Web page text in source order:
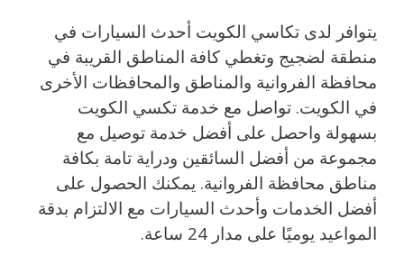
يتوافر لدى تكاسي الكويت أحدث السيارات في
منطقة لضجيج وتغطي كافة المناطق القريبة في
محافظة الفروانية والمناطق والمحافظات الأخرى
في الكويت. تواصل مع خدمة تكسي الكويت
بسهولة واحصل على أفضل خدمة توصيل مع
مجموعة من أفضل السائقين ودراية تامة بكافة
مناطق محافظة الفروانية. يمكنك الحصول على
أفضل الخدمات وأحدث السيارات مع الالتزام بدقة
المواعيد يوميًا على مدار 24 ساعة.